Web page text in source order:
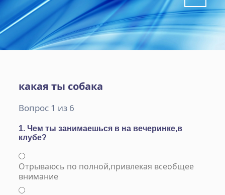
какая ты собака
Вопрос 1 из 6
1. Чем ты занимаешься в на вечеринке,в
клубе?
Отрываюсь по полной,привлекая всеобщее
внимание